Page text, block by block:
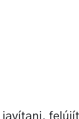
javítani,